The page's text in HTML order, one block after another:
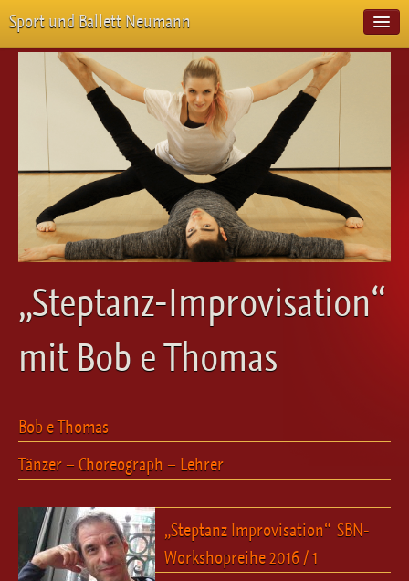
Sport und Ballett Neumann
Start
Neuigkeiten
Über Uns
Veranstaltungen
Emotion Pur
Meisterschaften
Projekte
Vorstellungen
Workshops
Galerie
Videos
Kreative Früherziehung / Kinderballett
Modern / Jazz / Contemporary
Urban Dance
„Steptanz-Improvisation“
mit Bob e Thomas
Bob e Thomas
Tänzer – Choreograph – Lehrer
„Steptanz Improvisation“ SBN-
Workshopreihe 2016 / 1